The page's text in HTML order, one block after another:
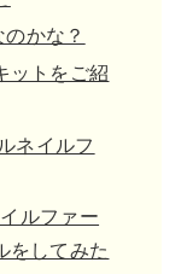
かな？
ットをご紹
ネイルフ
ルファー
をしてみた